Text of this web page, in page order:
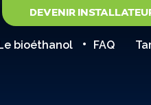
DEVENIR
bioéthanol FAQ